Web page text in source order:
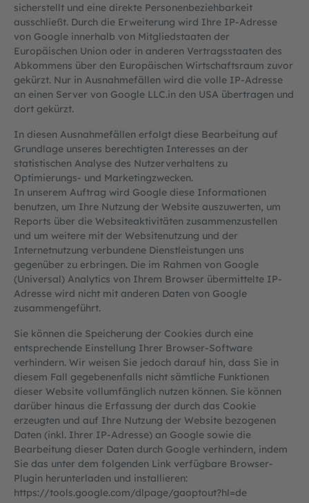
sicherstellt und eine direkte Personenbeziehbarkeit
ausschließt. Durch die Erweiterung wird Ihre IP-Adresse
von Google innerhalb von Mitgliedstaaten der
Europäischen Union oder in anderen Vertragsstaaten des
Abkommens über den Europäischen Wirtschaftsraum zuvor
gekürzt. Nur in Ausnahmefällen wird die volle IP-Adresse
an einen Server von Google LLC.in den USA übertragen und
dort gekürzt.
In diesen Ausnahmefällen erfolgt diese Bearbeitung auf
Grundlage unseres berechtigten Interesses an der
statistischen Analyse des Nutzerverhaltens zu
Optimierungs- und Marketingzwecken.
In unserem Auftrag wird Google diese Informationen
benutzen, um Ihre Nutzung der Website auszuwerten, um
Reports über die Websiteaktivitäten zusammenzustellen
und um weitere mit der Websitenutzung und der
Internetnutzung verbundene Dienstleistungen uns
gegenüber zu erbringen. Die im Rahmen von Google
(Universal) Analytics von Ihrem Browser übermittelte IP-
Adresse wird nicht mit anderen Daten von Google
zusammengeführt.
Sie können die Speicherung der Cookies durch eine
entsprechende Einstellung Ihrer Browser-Software
verhindern. Wir weisen Sie jedoch darauf hin, dass Sie in
diesem Fall gegebenenfalls nicht sämtliche Funktionen
dieser Website vollumfänglich nutzen können. Sie können
darüber hinaus die Erfassung der durch das Cookie
erzeugten und auf Ihre Nutzung der Website bezogenen
Daten (inkl. Ihrer IP-Adresse) an Google sowie die
Bearbeitung dieser Daten durch Google verhindern, indem
Sie das unter dem folgenden Link verfügbare Browser-
Plugin herunterladen und installieren:
https://tools.google.com/dlpage/gaoptout?hl=de